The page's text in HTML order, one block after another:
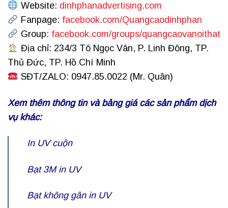
Website: dinhphanadvertising.com
Fanpage: facebook.com/Quangcaodinhphan
Group: facebook.com/groups/quangcaovanoithat
Địa chỉ: 234/3 Tô Ngọc Vân, P. Linh Đông, TP.
Thủ Đức, TP. Hồ Chí Minh
SĐT/ZALO: 0947.85.0022 (Mr. Quân)
Xem thêm thông tin và bảng giá các sản phẩm dịch
vụ khác:
In UV cuộn
Bạt 3M in UV
Bạt không gân in UV